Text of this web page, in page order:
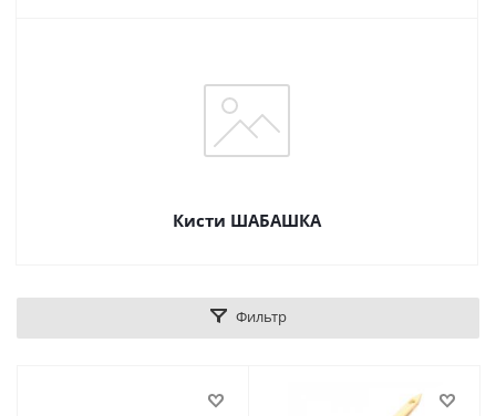
Кисти ШАБАШКА
Фильтр